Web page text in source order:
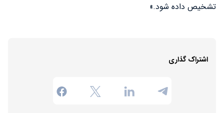
تشخیص داده شود.»
اشتراک گذاری